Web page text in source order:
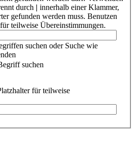
durch | innerhalb einer Klammer,
gefunden werden muss. Benutzen
teilweise Übereinstimmungen.
suchen oder Suche wie
suchen
für teilweise